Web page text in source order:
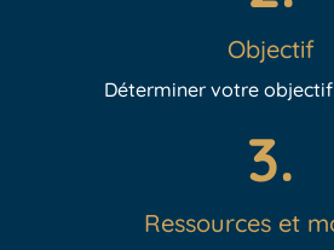
Objectif
Déterminer votre
3.
Ressources et